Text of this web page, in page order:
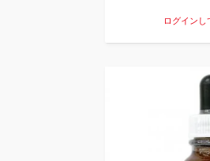
ログイン